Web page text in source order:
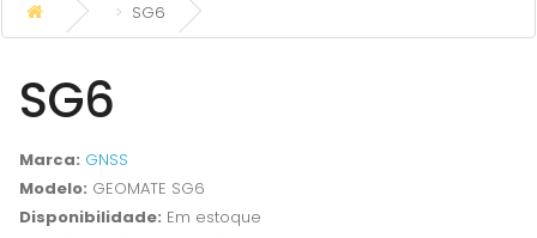
SG6
SG6
Marca: GNSS
Modelo: GEOMATE SG6
Disponibilidade: Em estoque